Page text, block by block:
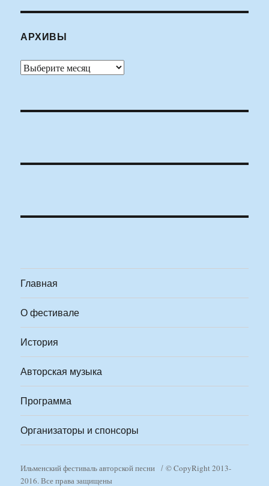
АРХИВЫ
Архивы
Главная
О фестивале
История
Авторская музыка
Программа
Организаторы и спонсоры
Ильменский фестиваль авторской песни
© CopyRight 2013-
2016. Все права защищены